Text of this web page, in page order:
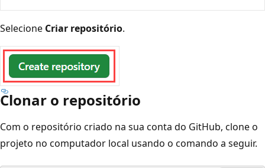
Selecione Criar repositório.
Clonar o repositório
Com o repositório criado na sua conta do GitHub, clone o
projeto no computador local usando o comando a seguir.